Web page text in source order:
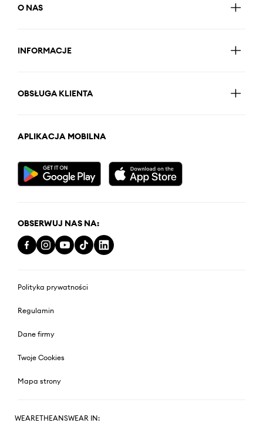
O NAS
INFORMACJE
OBSŁUGA KLIENTA
APLIKACJA MOBILNA
OBSERWUJ NAS NA:
Polityka prywatności
Regulamin
Dane firmy
Twoje Cookies
Mapa strony
WEARETHEANSWEAR IN: